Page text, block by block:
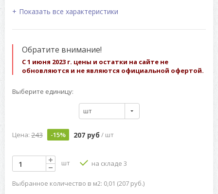
Показать все характеристики
Обратите внимание!
С 1 июня 2023 г. цены и остатки на сайте не
обновляются и не являются официальной офертой.
Выберите единицу:
шт
Цена: 243 -15% 207 руб / шт
шт на складе 3
Выбранное количество в м2: 0,01 (207 руб.)